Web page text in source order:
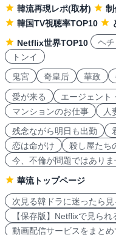
韓流再現レポ(取材)
制
韓国TV視聴率TOP10
Netflix世界TOP10
ヘ
トンイ
鬼宮
奇皇后 華政
愛が来る エージェント
マンションのお仕事
人
残念ながら明日も出勤
恋は命がけ
殺し屋たち
今、不倫が問題ではありま
華流トップページ
次見る韓ドラに迷ったら
【保存版】Netflixで見ら
動画配信サービスをまとめ